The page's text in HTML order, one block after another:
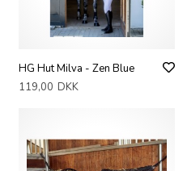
HG Hut Milva - Zen Blue
119,00 DKK